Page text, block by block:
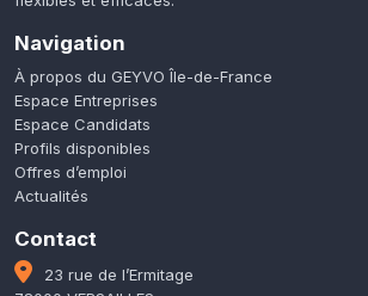
Navigation
À propos du GEYVO Île-de-France
Espace Entreprises
Espace Candidats
Profils disponibles
Offres d’emploi
Actualités
Contact
23 rue de l’Ermitage